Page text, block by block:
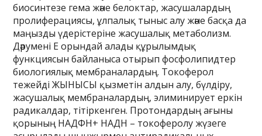
биосинтезе гема және белоктар, жасушалардың
пролиферациясы, ұлпалық тыныс алу және басқа да
маңызды үдерістеріне жасушалық метаболизм.
Дәрумені E орындай алады құрылымдық
функциясын байланыса отырып фосфолипидтер
биологиялық мембраналардың. Токоферол
тежейді ЖЫНЫСЫ қызметін алдын алу, бүлдіру,
жасушалық мембраналардың, элиминирует еркін
радикалдар, тітіркенген. Протондардың ағыны
қорының НАДФН+ НАДН – токоферолу жүзеге